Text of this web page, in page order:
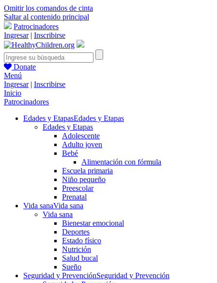
Omitir los comandos de cinta
Saltar al contenido principal
Patrocinadores
Ingresar| Inscribirse
Donate
Menú
Ingresar| Inscribirse
Inicio
Patrocinadores
Edades y EtapasEdades y Etapas
Edades y Etapas
Adolescente
Adulto joven
Bebé
Alimentación con fórmula
Escuela primaria
Niño pequeño
Preescolar
Prenatal
Vida sanaVida sana
Vida sana
Bienestar emocional
Deportes
Estado físico
Nutrición
Salud bucal
Sueño
Seguridad y PrevenciónSeguridad y Prevención